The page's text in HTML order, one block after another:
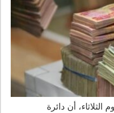
الثلاثاء، أن دائرة